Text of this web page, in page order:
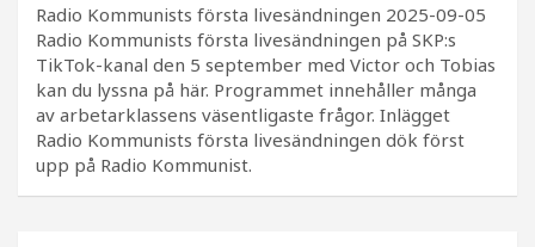
Radio Kommunists första livesändningen 2025-09-05
Radio Kommunists första livesändningen på SKP:s
TikTok-kanal den 5 september med Victor och Tobias
kan du lyssna på här. Programmet innehåller många
av arbetarklassens väsentligaste frågor. Inlägget
Radio Kommunists första livesändningen dök först
upp på Radio Kommunist.